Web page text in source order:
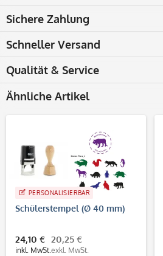
Sichere Zahlung
Schneller Versand
Qualität & Service
Ähnliche Artikel
PERSONALISIERBAR
Schülerstempel (Ø 40 mm)
24,10 €
inkl. MwSt.
20,25 €
exkl. MwSt.